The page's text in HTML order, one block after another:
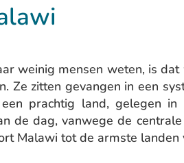
weinig mensen weten, is
Ze zitten gevangen in een
prachtig land, gelegen in
de dag, vanwege de
Malawi tot de armste landen